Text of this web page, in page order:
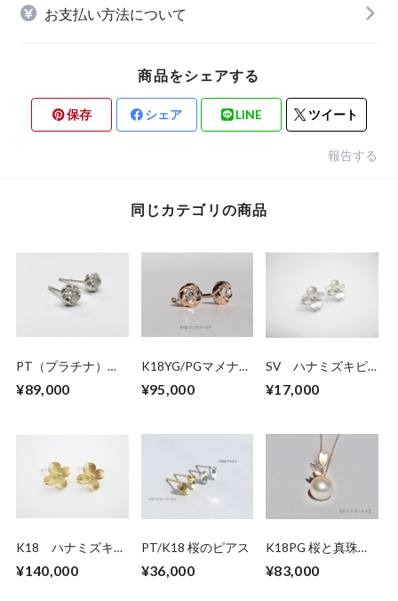
お支払い方法について
商品をシェアする
保存 シェア LINE ツイート
報告する
同じカテゴリの商品
PT（プラチナ）マ
メナシ ダイヤモン
ドピアス
¥89,000
K18YG/PGマメナシ
ダイヤモンドピアス
¥95,000
SV ハナミズキピ
アス
¥17,000
K18 ハナミズキピ
アス
¥140,000
PT/K18 桜のピアス
¥36,000
K18PG 桜と真珠の
ペンダントネックレ
ス
¥83,000